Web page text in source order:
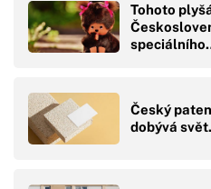
Tohoto
Český
dobývá